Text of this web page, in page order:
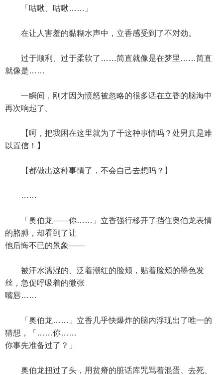
「咕啾、咕啾……」
在让人害羞的黏糊水声中，立香感受到了不对劲。
过于顺利、过于柔软了……简直就像是在梦里……简直
就像是……
一瞬间，刚才因为愤怒被忽略的很多话在立香的脑海中
再次响起了。
【呵，把我困在这里就为了干这种事情吗？处男真是难
以置信！】
【都做出这种事情了，不会自己去想吗？】
……
「奥伯龙——你……」立香强行移开了挡住奥伯龙表情
的胳膊，却看到了让
他后悔不已的景象——
被汗水濡湿的、泛着潮红的脸颊，贴着脸颊的墨色发
丝，急促呼吸着的微张
嘴唇……
「奥伯龙……」立香几乎快爆炸的脑内浮现出了唯一的
猜想，「……你……
你事先准备过了？」
奥伯龙扭过了头，用贫瘠的脏话库咒骂着混蛋、去死、